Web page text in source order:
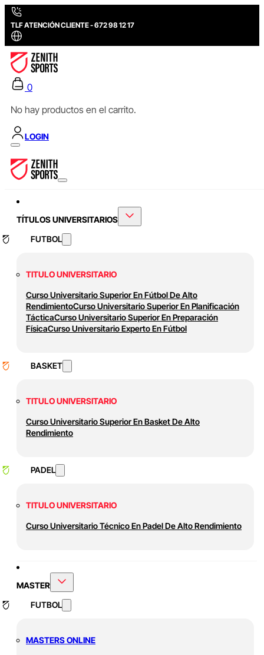
TLF ATENCIÓN CLIENTE - 672 98 12 17
0
No hay productos en el carrito.
LOGIN
TÍTULOS UNIVERSITARIOS
FUTBOL
TITULO UNIVERSITARIO
Curso Universitario Superior En Fútbol De Alto
RendimientoCurso Universitario Superior En Planificación
TácticaCurso Universitario Superior En Preparación
FísicaCurso Universitario Experto En Fútbol
BASKET
TITULO UNIVERSITARIO
Curso Universitario Superior En Basket De Alto
Rendimiento
PADEL
TITULO UNIVERSITARIO
Curso Universitario Técnico En Padel De Alto Rendimiento
MASTER
FUTBOL
MASTERS ONLINE